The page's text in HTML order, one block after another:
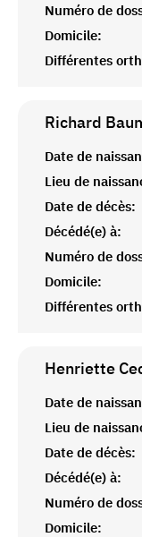
Numéro de
Domicile:
Différentes
Richard
Date de
Lieu de
Date de décès:
Décédé(e) à:
Numéro de
Domicile:
Différentes
Henriette
Date de
Lieu de
Date de décès:
Décédé(e) à:
Numéro de
Domicile: